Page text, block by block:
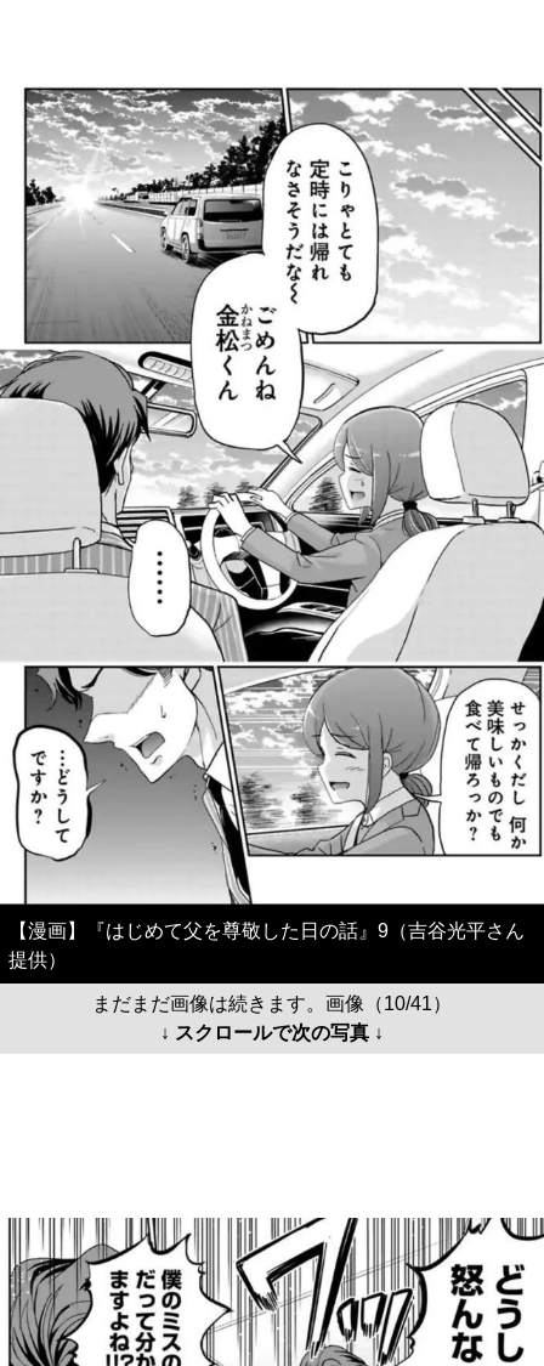
【漫画】『はじめて父を尊敬した日の話』9（吉谷光平さん
提供）
まだまだ画像は続きます。画像（10/41）
↓ スクロールで次の写真 ↓